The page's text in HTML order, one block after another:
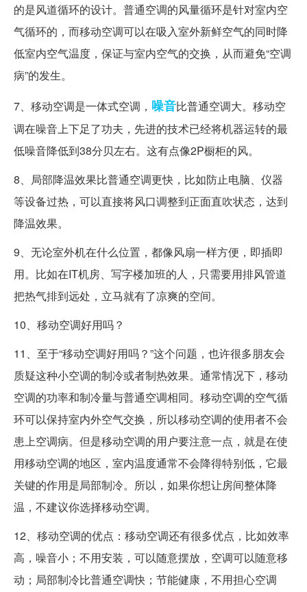
的是风道循环的设计。普通空调的风量循环是针对室内空
气循环的，而移动空调可以在吸入室外新鲜空气的同时降
低室内空气温度，保证与室内空气的交换，从而避免“空调
病”的发生。
7、移动空调是一体式空调， 噪音比普通空调大。移动空
调在噪音上下足了功夫，先进的技术已经将机器运转的最
低噪音降低到38分贝左右。这有点像2P橱柜的风。
8、局部降温效果比普通空调更快，比如防止电脑、仪器
等设备过热，可以直接将风口调整到正面直吹状态，达到
降温效果。
9、无论室外机在什么位置，都像风扇一样方便，即插即
用。比如在IT机房、写字楼加班的人，只需要用排风管道
把热气排到远处，立马就有了凉爽的空间。
10、移动空调好用吗？
11、至于“移动空调好用吗？”这个问题，也许很多朋友会
质疑这种小空调的制冷或者制热效果。通常情况下，移动
空调的功率和制冷量与普通空调相同。移动空调的空气循
环可以保持室内外空气交换，所以移动空调的使用者不会
患上空调病。但是移动空调的用户要注意一点，就是在使
用移动空调的地区，室内温度通常不会降得特别低，它最
关键的作用是局部制冷。所以，如果你想让房间整体降
温，不建议你选择移动空调。
12、移动空调的优点：移动空调还有很多优点，比如效率
高，噪音小；不用安装，可以随意摆放，空调可以随意移
动；局部制冷比普通空调快；节能健康，不用担心空调